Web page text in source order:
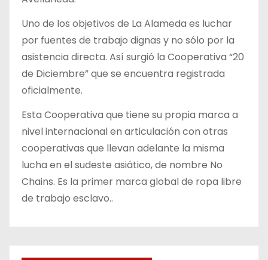
Uno de los objetivos de La Alameda es luchar
por fuentes de trabajo dignas y no sólo por la
asistencia directa. Así surgió la Cooperativa “20
de Diciembre” que se encuentra registrada
oficialmente.
Esta Cooperativa que tiene su propia marca a
nivel internacional en articulación con otras
cooperativas que llevan adelante la misma
lucha en el sudeste asiático, de nombre No
Chains. Es la primer marca global de ropa libre
de trabajo esclavo..